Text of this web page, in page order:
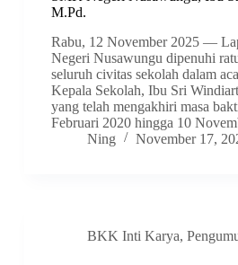
M.Pd.
Rabu, 12 November 2025 —
Negeri Nusawungu dipenuhi
seluruh civitas sekolah dalam
Kepala Sekolah, Ibu Sri
yang telah mengakhiri masa
Februari 2020 hingga 10
Ning
November 17,
BKK Inti Karya,